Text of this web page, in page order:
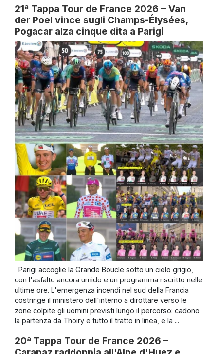
21ª Tappa Tour de France 2026 – Van
der Poel vince sugli Champs-Élysées,
Pogacar alza cinque dita a Parigi
Parigi accoglie la Grande Boucle sotto un cielo grigio,
con l'asfalto ancora umido e un programma riscritto nelle
ultime ore. L'emergenza incendi nel sud della Francia
costringe il ministero dell'interno a dirottare verso le
zone colpite gli uomini previsti lungo il percorso: cadono
la partenza da Thoiry e tutto il tratto in linea, e la ...
20ª Tappa Tour de France 2026 –